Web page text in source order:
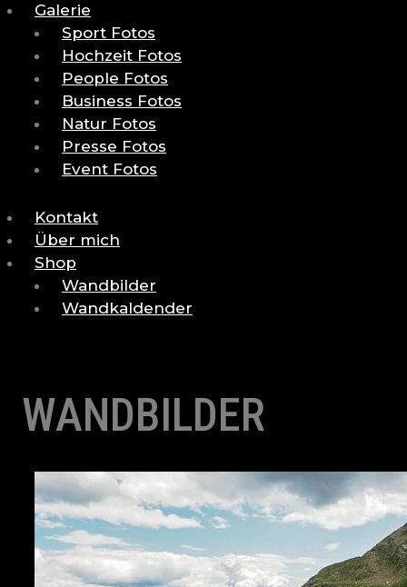
Galerie
Sport Fotos
Hochzeit Fotos
People Fotos
Business Fotos
Natur Fotos
Presse Fotos
Event Fotos
Kontakt
Über mich
Shop
Wandbilder
Wandkaldender
WANDBILDER